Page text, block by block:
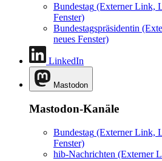
Bundestag (Externer Link,
Fenster)
Bundestagspräsidentin
neues Fenster)
LinkedIn
Mastodon
Mastodon-Kanäle
Bundestag (Externer Link,
Fenster)
hib-Nachrichten (Externer